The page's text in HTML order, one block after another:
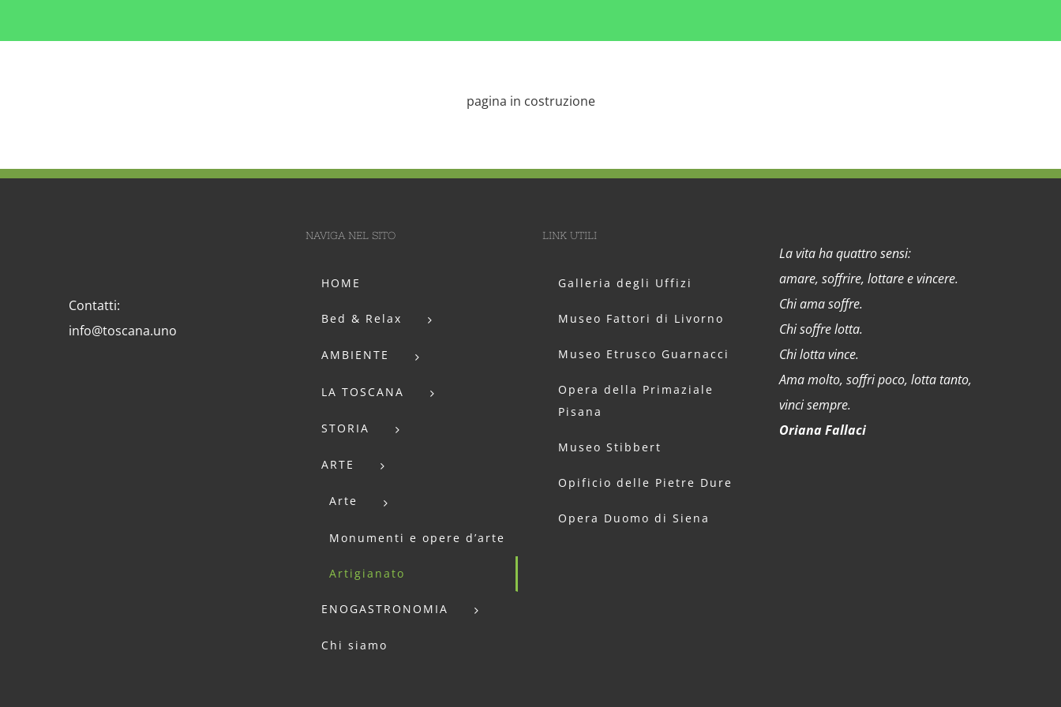
pagina in costruzione
Contatti:
info@toscana.uno
NAVIGA NEL SITO
HOME
Bed & Relax
AMBIENTE
LA TOSCANA
STORIA
ARTE
Arte
Monumenti e opere d’arte
Artigianato
ENOGASTRONOMIA
Chi siamo
LINK UTILI
Galleria degli Uffizi
Museo Fattori di Livorno
Museo Etrusco Guarnacci
Opera della Primaziale
Pisana
Museo Stibbert
Opificio delle Pietre Dure
Opera Duomo di Siena
La vita ha quattro sensi:
amare, soffrire, lottare e vincere.
Chi ama soffre.
Chi soffre lotta.
Chi lotta vince.
Ama molto, soffri poco, lotta tanto,
vinci sempre.
Oriana Fallaci